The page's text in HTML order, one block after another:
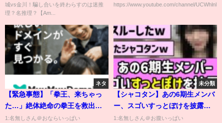
城vs金川！騙し合いを終わらすのは迷推
理？名推理？【Am...
式
https://www.youtube.com/channel/UCWhlnl...
ネタ
【緊急事態】「拳王、来ちゃっ
た…」絶体絶命の拳王を救出し
たのは、なんと新日本プロレス
1:名無しさん＠おならいっぱい
未分類
【シャコタン】あの6期生メンバ
ー、スゴいすっとぼけを披露
w【乃木坂46】
1:名無しさん＠お腹いっぱい